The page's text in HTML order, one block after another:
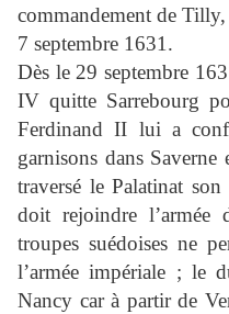
commandement de
7 septembre 1631.
Dès le 29 septembre
IV quitte Sarrebourg
Ferdinand II lui a
garnisons dans
traversé le Palatinat
doit rejoindre l’armée
troupes suédoises ne
l’armée impériale ; le
Nancy car à partir de